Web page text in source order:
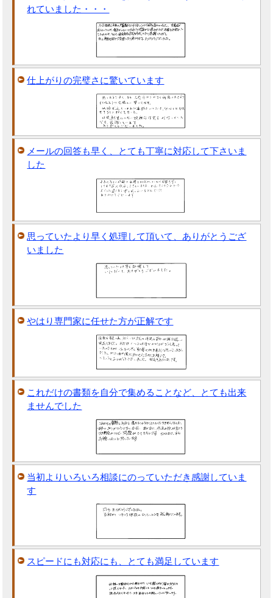
れていました・・・
仕上がりの完璧さに驚いています
メールの回答も早く、とても丁寧に対応して下さいま
した
思っていたより早く処理して頂いて、ありがとうござ
いました
やはり専門家に任せた方が正解です
これだけの書類を自分で集めることなど、とても出来
ませんでした
当初よりいろいろ相談にのっていただき感謝していま
す
スピードにも対応にも、とても満足しています